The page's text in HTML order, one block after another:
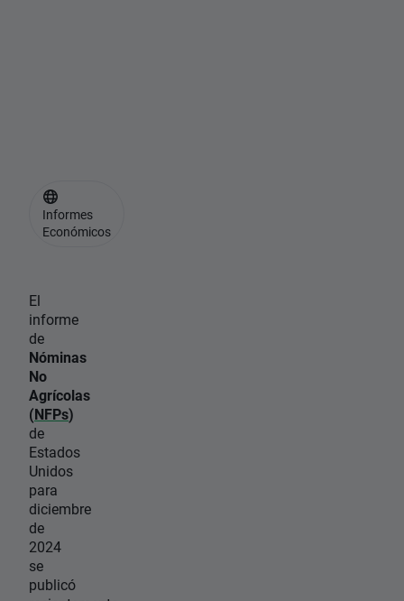
El
informe
de
Nóminas
No
Agrícolas
(NFPs)
de
Estados
Unidos
para
diciembre
de
2024
se
publicó
Informes
Económicos